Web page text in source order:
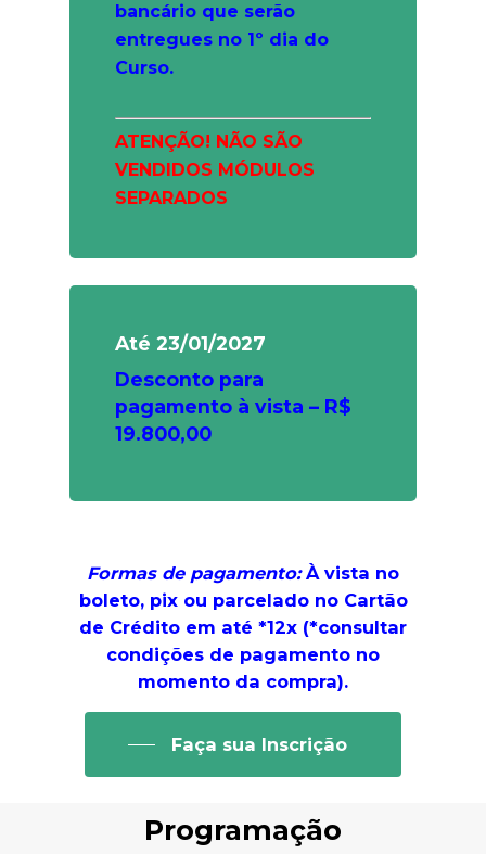
bancário que serão
entregues no 1º dia do
Curso.
ATENÇÃO! NÃO SÃO
VENDIDOS MÓDULOS
SEPARADOS
Até 23/01/2027
Desconto para
pagamento à vista – R$
19.800,00
Formas de pagamento:À vista no
boleto, pix ou parcelado no Cartão
de Crédito em até *12x (*consultar
condições de pagamento no
momento da compra).
Faça sua Inscrição
Programação